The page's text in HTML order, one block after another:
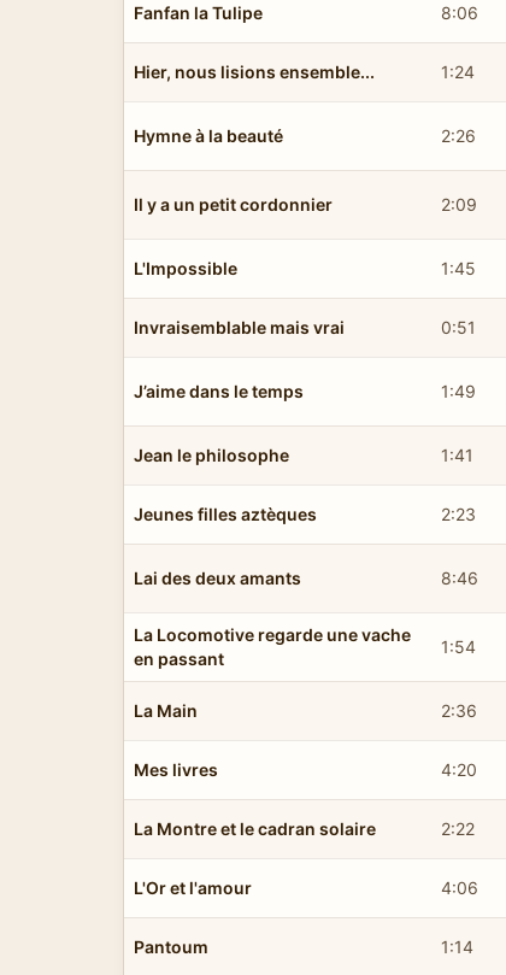
Fanfan la Tulipe 8:06
Hier, nous lisions ensemble... 1:24
Hymne à la beauté 2:26
Il y a un petit cordonnier 2:09
L'Impossible 1:45
Invraisemblable mais vrai 0:51
J’aime dans le temps 1:49
Jean le philosophe 1:41
Jeunes filles aztèques 2:23
Lai des deux amants 8:46
La Locomotive regarde une vache
en passant
1:54
La Main 2:36
Mes livres 4:20
La Montre et le cadran solaire 2:22
L'Or et l'amour 4:06
Pantoum 1:14